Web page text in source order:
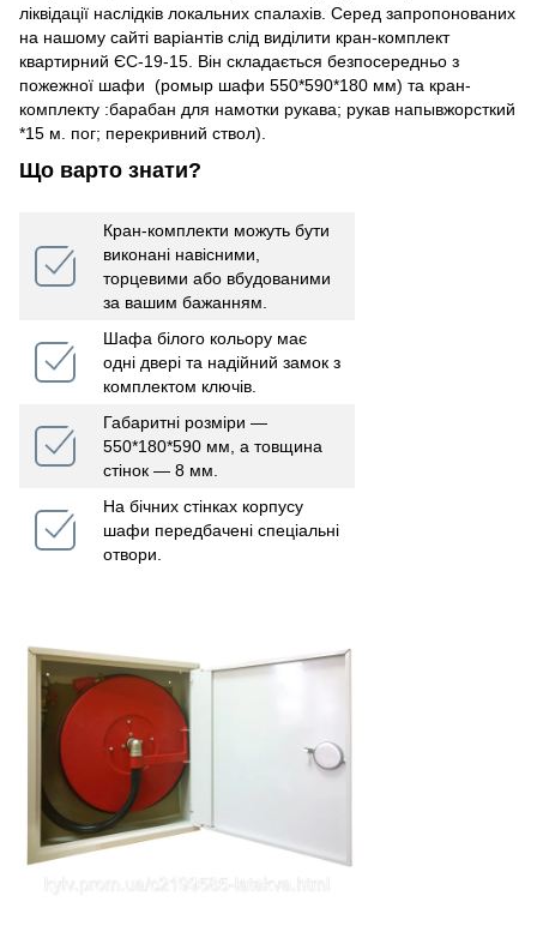
ліквідації наслідків локальних спалахів. Серед запропонованих
на нашому сайті варіантів слід виділити кран-комплект
квартирний ЄС-19-15. Він складається безпосередньо з
пожежної шафи (ромыр шафи 550*590*180 мм) та кран-
комплекту :барабан для намотки рукава; рукав напывжорсткий
*15 м. пог; перекривний ствол).
Що варто знати?
Кран-комплекти можуть бути
виконані навісними,
торцевими або вбудованими
за вашим бажанням.
Шафа білого кольору має
одні двері та надійний замок з
комплектом ключів.
Габаритні розміри —
550*180*590 мм, а товщина
стінок — 8 мм.
На бічних стінках корпусу
шафи передбачені спеціальні
отвори.